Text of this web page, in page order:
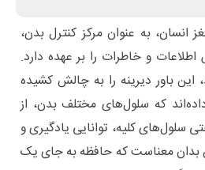
به عنوان مرکز کنترل بدن،
و خاطرات را بر عهده دارد.
باور دیرینه را به چالش کشیده
که سلول‌های مختلف بدن، از
کلیه، توانایی یادگیری و
بدان معناست که حافظه به جای یک